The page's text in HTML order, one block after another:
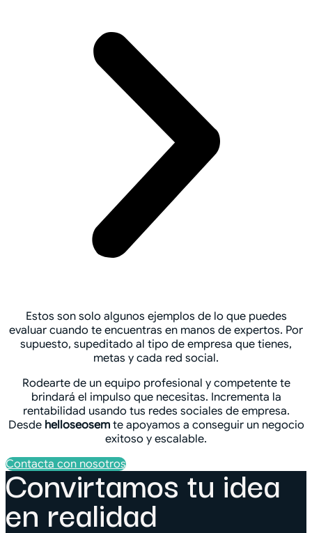
Estos son solo algunos ejemplos de lo que puedes
evaluar cuando te encuentras en manos de expertos. Por
supuesto, supeditado al tipo de empresa que tienes,
metas y cada red social.
Rodearte de un equipo profesional y competente te
brindará el impulso que necesitas. Incrementa la
rentabilidad usando tus redes sociales de empresa.
Desde helloseosem te apoyamos a conseguir un negocio
exitoso y escalable.
Contacta con nosotros
Convirtamos tu idea
en realidad